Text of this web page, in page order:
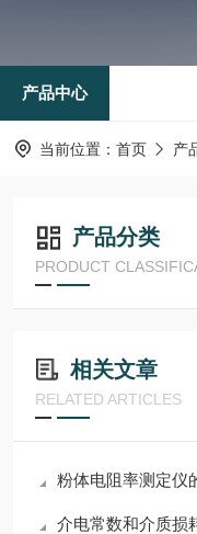
产品中心
当前位置： 首页 产
产品分类
PRODUCT
相关文章
RELATED ARTICLES
粉体电阻率测定仪
介电常数和介质损